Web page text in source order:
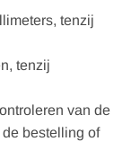
tenzij
tenzij
van de
bestelling of